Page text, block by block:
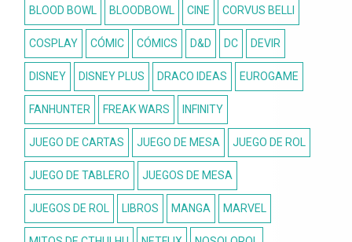
BLOOD BOWL BLOODBOWL CINE CORVUS BELLI
COSPLAY CÓMIC CÓMICS D&D DC DEVIR
DISNEY DISNEY PLUS DRACO IDEAS EUROGAME
FANHUNTER FREAK WARS INFINITY
JUEGO DE CARTAS JUEGO DE MESA JUEGO DE ROL
JUEGO DE TABLERO JUEGOS DE MESA
JUEGOS DE ROL LIBROS MANGA MARVEL